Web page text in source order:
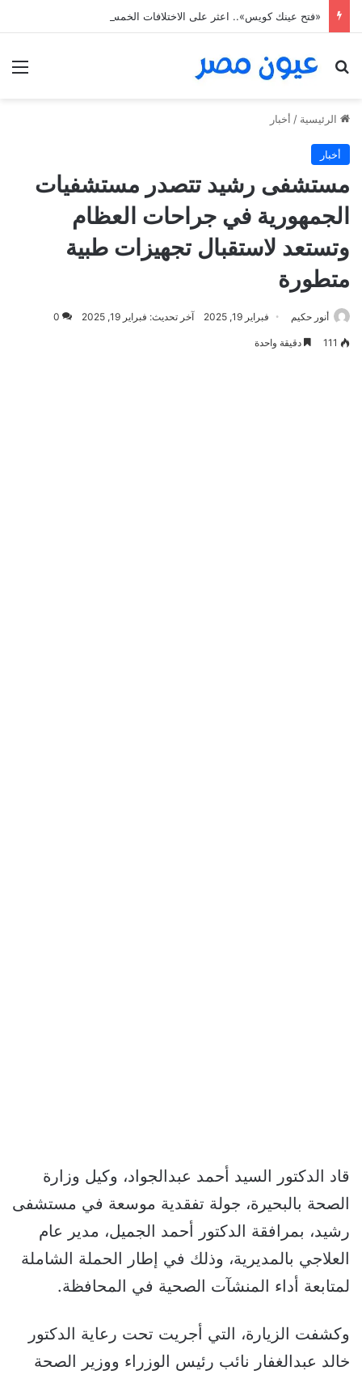
بحث عن
الرئيسية / أخبار
أخبار
مستشفى رشيد تتصدر مستشفيات
الجمهورية في جراحات العظام
وتستعد لاستقبال تجهيزات طبية
متطورة
أنور حكيم فبراير 19, 2025 آخر تحديث: فبراير 19, 2025 0
111 دقيقة واحدة
قاد الدكتور السيد أحمد عبدالجواد، وكيل وزارة
الصحة بالبحيرة، جولة تفقدية موسعة في مستشفى
رشيد، بمرافقة الدكتور أحمد الجميل، مدير عام
العلاجي بالمديرية، وذلك في إطار الحملة الشاملة
لمتابعة أداء المنشآت الصحية في المحافظة.
وكشفت الزيارة، التي أجريت تحت رعاية الدكتور
خالد عبدالغفار نائب رئيس الوزراء ووزير الصحة